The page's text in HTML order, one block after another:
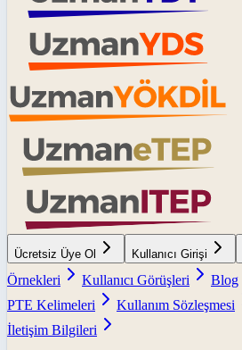
Ücretsiz Üye Ol Kullanıcı Girişi
Örnekleri
Kullanıcı Görüşleri Blog
PTE Kelimeleri
Kullanım Sözleşmesi
İletişim Bilgileri